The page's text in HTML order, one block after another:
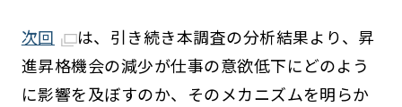
次回
は、引き続き本調査の分析結果より、昇
進昇格機会の減少が仕事の意欲低下にどのよう
に影響を及ぼすのか、そのメカニズムを明らか